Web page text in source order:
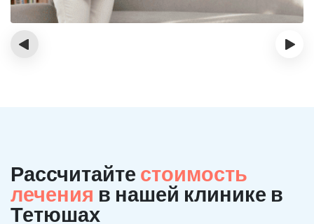
‹ ›
Рассчитайте стоимость
лечения в нашей клинике в
Тетюшах